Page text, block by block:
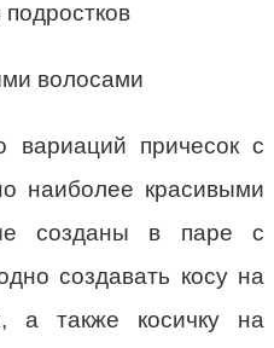
волосами
вариаций причесок с
наиболее красивыми
созданы в паре с
создавать косу на
а также косичку на